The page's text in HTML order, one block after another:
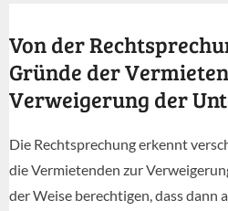
Von der
Gründe der
Verweigerung der
Die Rechtsprechung erkennt
die Vermietenden zur
der Weise berechtigen, dass dann